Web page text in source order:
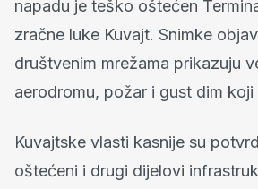
napadu je teško oštećen
zračne luke Kuvajt. Snimke
društvenim mrežama prikazuju
aerodromu, požar i gust dim
Kuvajtske vlasti kasnije su
oštećeni i drugi dijelovi